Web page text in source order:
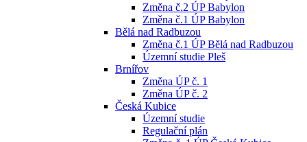
Změna č.2 ÚP Babylon
Změna č.1 ÚP Babylon
Bělá nad Radbuzou
Změna č.1 ÚP Bělá nad Radbuzou
Územní studie Pleš
Brnířov
Změna ÚP č. 1
Změna ÚP č. 2
Česká Kubice
Územní studie
Regulační plán